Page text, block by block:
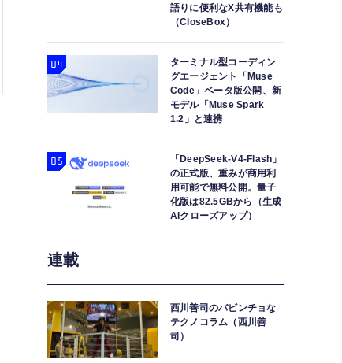
語りに便利なX共有機能も
（CloseBox）
ターミナル型コーディン
グエージェント「Muse
Code」ベータ版公開、新
モデル「Muse Spark
1.2」と連携
「DeepSeek-V4-Flash」
の正式版、重みが商用利
用可能で無料公開。量子
化版は82.5GBから（生成
AIクローズアップ）
連載
西川善司のバビンチョな
テクノコラム（西川善
司）